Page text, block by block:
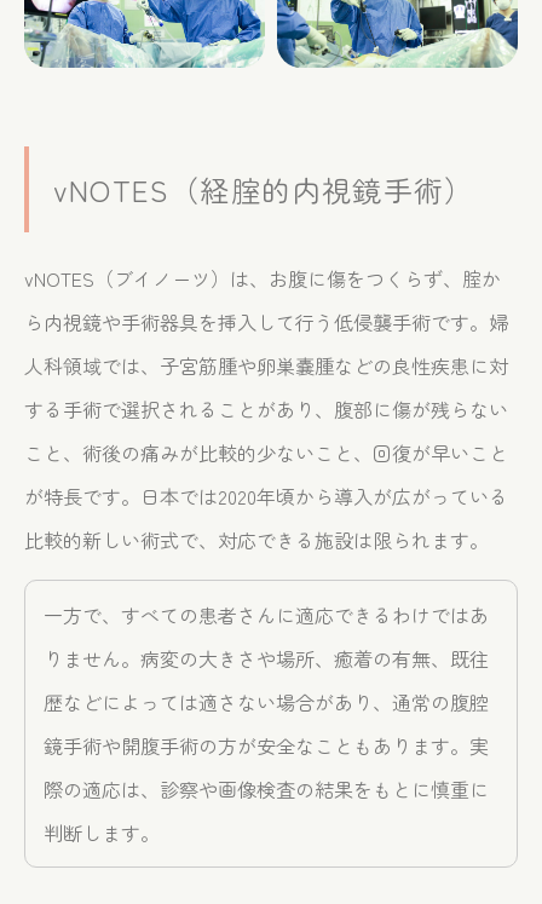
vNOTES（経腟的内視鏡手術）
vNOTES（ブイノーツ）は、お腹に傷をつくらず、腟か
ら内視鏡や手術器具を挿入して行う低侵襲手術です。婦
人科領域では、子宮筋腫や卵巣嚢腫などの良性疾患に対
する手術で選択されることがあり、腹部に傷が残らない
こと、術後の痛みが比較的少ないこと、回復が早いこと
が特長です。日本では2020年頃から導入が広がっている
比較的新しい術式で、対応できる施設は限られます。
一方で、すべての患者さんに適応できるわけではあ
りません。病変の大きさや場所、癒着の有無、既往
歴などによっては適さない場合があり、通常の腹腔
鏡手術や開腹手術の方が安全なこともあります。実
際の適応は、診察や画像検査の結果をもとに慎重に
判断します。